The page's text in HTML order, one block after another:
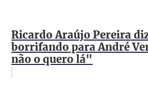
Ricardo Araújo Pereira
borrifando para André
não o quero lá"